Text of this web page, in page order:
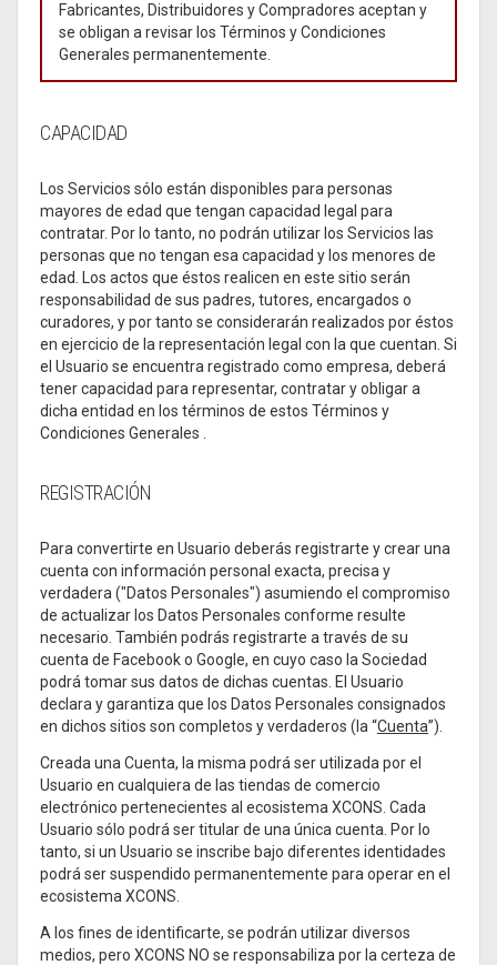
Fabricantes, Distribuidores y Compradores aceptan y
se obligan a revisar los Términos y Condiciones
Generales permanentemente.
CAPACIDAD
Los Servicios sólo están disponibles para personas
mayores de edad que tengan capacidad legal para
contratar. Por lo tanto, no podrán utilizar los Servicios las
personas que no tengan esa capacidad y los menores de
edad. Los actos que éstos realicen en este sitio serán
responsabilidad de sus padres, tutores, encargados o
curadores, y por tanto se considerarán realizados por éstos
en ejercicio de la representación legal con la que cuentan. Si
el Usuario se encuentra registrado como empresa, deberá
tener capacidad para representar, contratar y obligar a
dicha entidad en los términos de estos Términos y
Condiciones Generales .
REGISTRACIÓN
Para convertirte en Usuario deberás registrarte y crear una
cuenta con información personal exacta, precisa y
verdadera ("Datos Personales") asumiendo el compromiso
de actualizar los Datos Personales conforme resulte
necesario. También podrás registrarte a través de su
cuenta de Facebook o Google, en cuyo caso la Sociedad
podrá tomar sus datos de dichas cuentas. El Usuario
declara y garantiza que los Datos Personales consignados
en dichos sitios son completos y verdaderos (la “Cuenta”).
Creada una Cuenta, la misma podrá ser utilizada por el
Usuario en cualquiera de las tiendas de comercio
electrónico pertenecientes al ecosistema XCONS. Cada
Usuario sólo podrá ser titular de una única cuenta. Por lo
tanto, si un Usuario se inscribe bajo diferentes identidades
podrá ser suspendido permanentemente para operar en el
ecosistema XCONS.
A los fines de identificarte, se podrán utilizar diversos
medios, pero XCONS NO se responsabiliza por la certeza de